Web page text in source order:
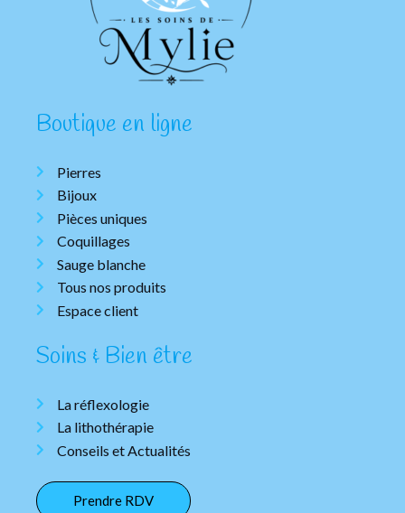
Boutique en ligne
Pierres
Bijoux
Pièces uniques
Coquillages
Sauge blanche
Tous nos produits
Espace client
Soins & Bien être
La réflexologie
La lithothérapie
Conseils et Actualités
Prendre RDV